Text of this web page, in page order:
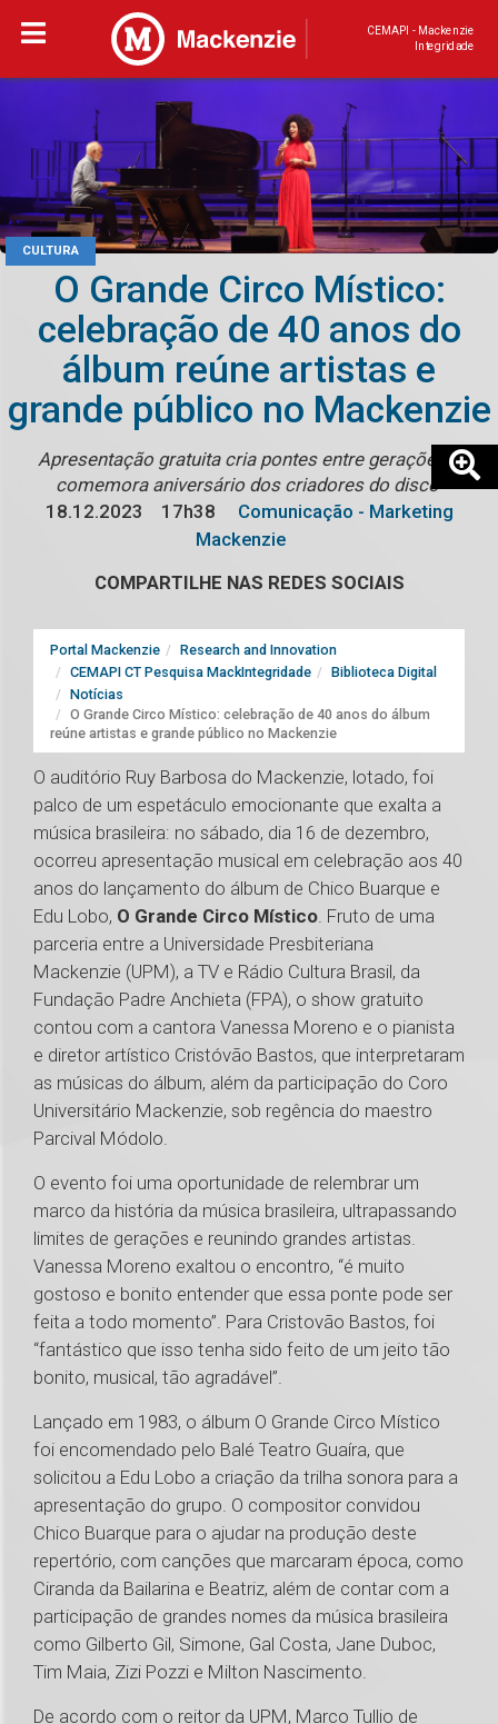
CEMAPI - Mackenzie
Integridade
CULTURA
O Grande Circo Místico:
celebração de 40 anos do
álbum reúne artistas e
grande público no Mackenzie
Apresentação gratuita cria pontes entre gerações e
comemora aniversário dos criadores do disco
18.12.2023
17h38
Comunicação - Marketing
Mackenzie
COMPARTILHE NAS REDES SOCIAIS
Portal Mackenzie
Research and Innovation
CEMAPI CT Pesquisa MackIntegridade
Biblioteca Digital
Notícias
O Grande Circo Místico: celebração de 40 anos do álbum
reúne artistas e grande público no Mackenzie
O auditório Ruy Barbosa do Mackenzie, lotado, foi
palco de um espetáculo emocionante que exalta a
música brasileira: no sábado, dia 16 de dezembro,
ocorreu apresentação musical em celebração aos 40
anos do lançamento do álbum de Chico Buarque e
Edu Lobo, O Grande Circo Místico. Fruto de uma
parceria entre a Universidade Presbiteriana
Mackenzie (UPM), a TV e Rádio Cultura Brasil, da
Fundação Padre Anchieta (FPA), o show gratuito
contou com a cantora Vanessa Moreno e o pianista
e diretor artístico Cristóvão Bastos, que interpretaram
as músicas do álbum, além da participação do Coro
Universitário Mackenzie, sob regência do maestro
Parcival Módolo.
O evento foi uma oportunidade de relembrar um
marco da história da música brasileira, ultrapassando
limites de gerações e reunindo grandes artistas.
Vanessa Moreno exaltou o encontro, “é muito
gostoso e bonito entender que essa ponte pode ser
feita a todo momento”. Para Cristovão Bastos, foi
“fantástico que isso tenha sido feito de um jeito tão
bonito, musical, tão agradável”.
Lançado em 1983, o álbum O Grande Circo Místico
foi encomendado pelo Balé Teatro Guaíra, que
solicitou a Edu Lobo a criação da trilha sonora para a
apresentação do grupo. O compositor convidou
Chico Buarque para o ajudar na produção deste
repertório, com canções que marcaram época, como
Ciranda da Bailarina e Beatriz, além de contar com a
participação de grandes nomes da música brasileira
como Gilberto Gil, Simone, Gal Costa, Jane Duboc,
Tim Maia, Zizi Pozzi e Milton Nascimento.
De acordo com o reitor da UPM, Marco Tullio de